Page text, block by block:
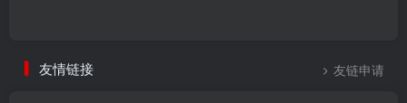
友情链接 友链申请